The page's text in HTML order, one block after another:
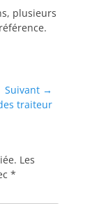
plusieurs
Suivant →
traiteur
Les
*